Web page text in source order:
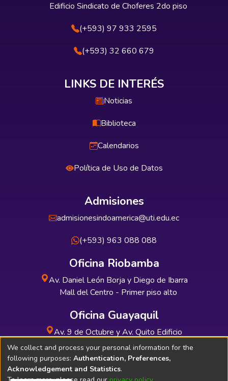
Edificio Sindicato de Choferes 2do piso
(+593) 97 933 2595
(+593) 32 660 679
LINKS DE INTERÉS
Noticias
Biblioteca
Calendarios
Política de Uso de Datos
Admisiones
admisionesindoamerica@uti.edu.ec
(+593) 963 088 088
Oficina Riobamba
Av. Daniel León Borja y Diego de Ibarra
Mall del Centro - Primer piso alto
Oficina Guayaquil
Av. 9 de Octubre y Av. Quito Edificio
INDUAUTO - Planta baja
We collect and process your personal information for the
following purposes: Authentication, Preferences,
Acknowledgement and Statistics.